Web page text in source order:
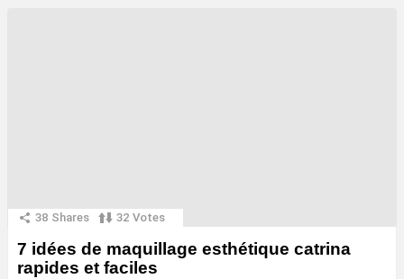
38 Shares 32 Votes
7 idées de maquillage esthétique catrina
rapides et faciles